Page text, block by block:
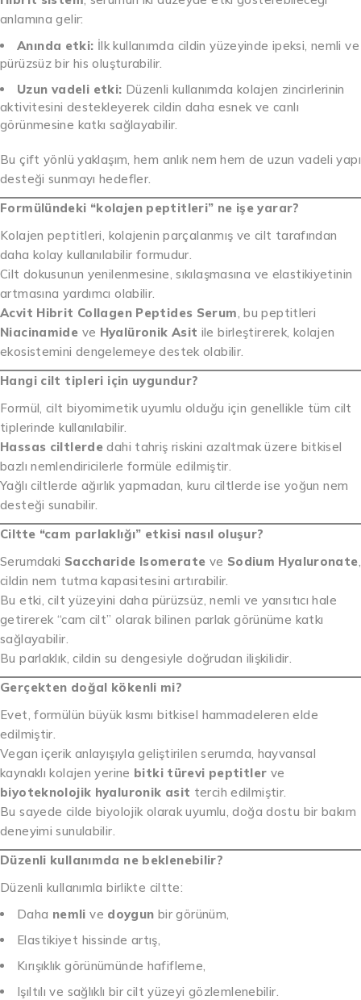
anlamına gelir:
Anında etki: İlk kullanımda cildin yüzeyinde ipeksi, nemli ve
pürüzsüz bir his oluşturabilir.
Uzun vadeli etki: Düzenli kullanımda kolajen zincirlerinin
aktivitesini destekleyerek cildin daha esnek ve canlı
görünmesine katkı sağlayabilir.
Bu çift yönlü yaklaşım, hem anlık nem hem de uzun vadeli yapı
desteği sunmayı hedefler.
Formülündeki “kolajen peptitleri” ne işe yarar?
Kolajen peptitleri, kolajenin parçalanmış ve cilt tarafından
daha kolay kullanılabilir formudur.
Cilt dokusunun yenilenmesine, sıkılaşmasına ve elastikiyetinin
artmasına yardımcı olabilir.
Acvit Hibrit Collagen Peptides Serum, bu peptitleri
Niacinamide ve Hyalüronik Asit ile birleştirerek, kolajen
ekosistemini dengelemeye destek olabilir.
Hangi cilt tipleri için uygundur?
Formül, cilt biyomimetik uyumlu olduğu için genellikle tüm cilt
tiplerinde kullanılabilir.
Hassas ciltlerde dahi tahriş riskini azaltmak üzere bitkisel
bazlı nemlendiricilerle formüle edilmiştir.
Yağlı ciltlerde ağırlık yapmadan, kuru ciltlerde ise yoğun nem
desteği sunabilir.
Ciltte “cam parlaklığı” etkisi nasıl oluşur?
Serumdaki Saccharide Isomerate ve Sodium Hyaluronate,
cildin nem tutma kapasitesini artırabilir.
Bu etki, cilt yüzeyini daha pürüzsüz, nemli ve yansıtıcı hale
getirerek “cam cilt” olarak bilinen parlak görünüme katkı
sağlayabilir.
Bu parlaklık, cildin su dengesiyle doğrudan ilişkilidir.
Gerçekten doğal kökenli mi?
Evet, formülün büyük kısmı bitkisel hammadeleren elde
edilmiştir.
Vegan içerik anlayışıyla geliştirilen serumda, hayvansal
kaynaklı kolajen yerine bitki türevi peptitler ve
biyoteknolojik hyaluronik asit tercih edilmiştir.
Bu sayede cilde biyolojik olarak uyumlu, doğa dostu bir bakım
deneyimi sunulabilir.
Düzenli kullanımda ne beklenebilir?
Düzenli kullanımla birlikte ciltte:
Daha nemli ve doygun bir görünüm,
Elastikiyet hissinde artış,
Kırışıklık görünümünde hafifleme,
Işıltılı ve sağlıklı bir cilt yüzeyi gözlemlenebilir.